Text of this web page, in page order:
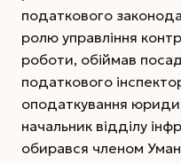
податкового
ролю управління
роботи, обіймав
податкового
оподаткування
начальник відділу
обирався членом